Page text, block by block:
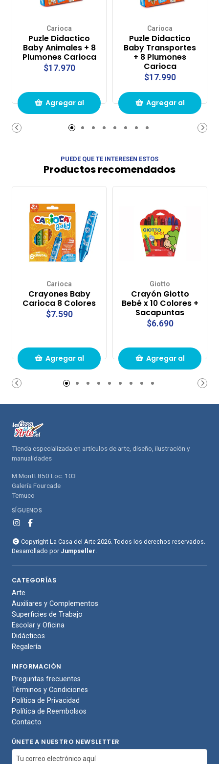
Carioca
Puzle Didactico
Baby Animales + 8
Plumones Carioca
$17.970
Agregar al
carrito de
Carioca
Puzle Didactico
Baby Transportes
+ 8 Plumones
Carioca
$17.990
Agregar al
carrito de
PUEDE QUE TE INTERESEN ESTOS
Productos recomendados
Carioca
Crayones Baby
Carioca 8 Colores
$7.590
Agregar al
carrito de
compras
Giotto
Crayón Giotto
Bebé x 10 Colores +
Sacapuntas
$6.690
Agregar al
carrito de
compras
Tienda especializada en artículos de arte, diseño, ilustración y
manualidades
M.Montt 850 Loc. 103
Galería Fourcade
Temuco
SÍGUENOS
Copyright La Casa del Arte 2026. Todos los derechos reservados.
Desarrollado por Jumpseller.
CATEGORÍAS
Arte
Auxiliares y Complementos
Superficies de Trabajo
Escolar y Oficina
Didácticos
Regalería
INFORMACIÓN
Preguntas frecuentes
Términos y Condiciones
Política de Privacidad
Política de Reembolsos
Contacto
ÚNETE A NUESTRO NEWSLETTER